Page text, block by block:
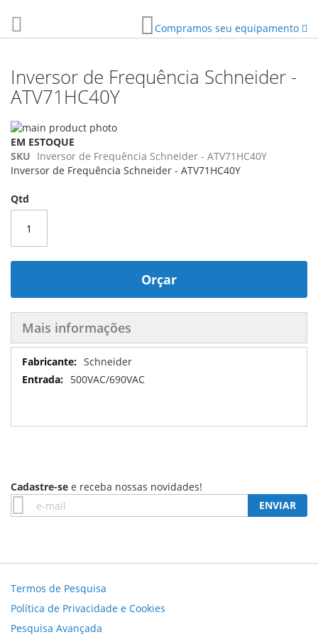
Compramos seu equipamento
Inversor de Frequência Schneider -
ATV71HC40Y
EM ESTOQUE
SKU Inversor de Frequência Schneider - ATV71HC40Y
Inversor de Frequência Schneider - ATV71HC40Y
Qtd
Orçar
Pular
para
o
final
Galeria
de
imagens
Saltar
para
o
da
Galeria
Mais informações
Mais
informações
Schneider
500VAC/690VAC
Cadastre-se e receba nossas novidades!
Inscreva-
se
ENVIAR
Termos de Pesquisa
Política de Privacidade e Cookies
Pesquisa Avançada